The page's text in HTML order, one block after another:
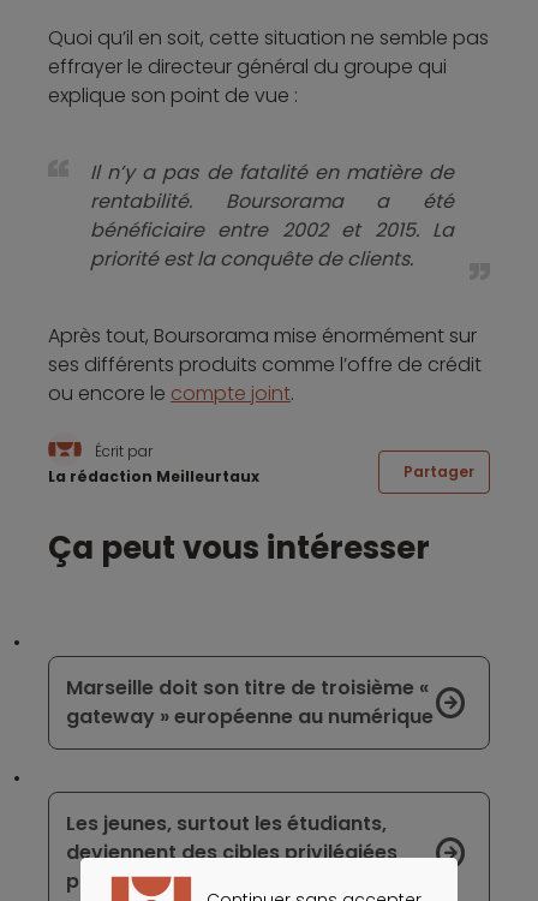
Quoi qu’il en soit, cette situation ne semble pas
effrayer le directeur général du groupe qui
explique son point de vue :
Il n’y a pas de fatalité en matière de
rentabilité. Boursorama a été
bénéficiaire entre 2002 et 2015. La
priorité est la conquête de clients.
Après tout, Boursorama mise énormément sur
ses différents produits comme l’offre de crédit
ou encore le compte joint.
Écrit par
La rédaction Meilleurtaux
Partager
Ça peut vous intéresser
Marseille doit son titre de troisième «
gateway » européenne au numérique
Les jeunes, surtout les étudiants,
deviennent des cibles privilégiées
pour les banques